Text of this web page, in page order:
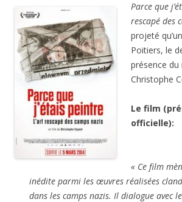
Parce que
rescapé des
projeté
Poitiers, le
présence
Christophe
Le film
officielle):
« Ce film
inédite parmi les œuvres réalisées
dans les camps nazis. Il dialogue avec